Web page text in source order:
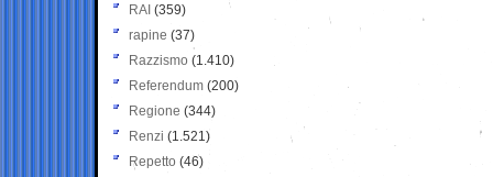
RAI (359)
rapine (37)
Razzismo (1.410)
Referendum (200)
Regione (344)
Renzi (1.521)
Repetto (46)